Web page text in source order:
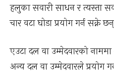
हलुका सवारी साधन र त्यस्ता
चार वटा घोडा प्रयोग गर्न सक्ने
एउटा दल वा उम्मेदवारको
अन्य दल वा उम्मेदवारले प्रयोग